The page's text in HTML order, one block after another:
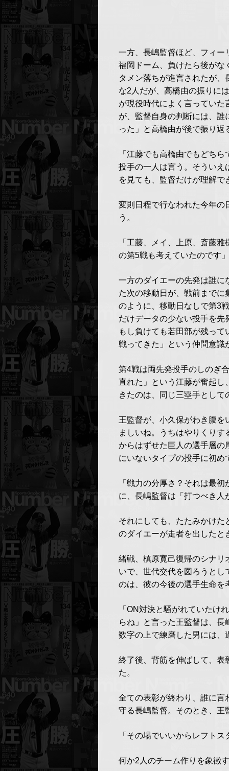
一方、長嶋監督ほど、フィー
福岡ドーム、負けたら後がな
タメン落ちが進言されたが
な2人だが、高橋由の振りに
が現役時代によく言ってい
が、監督自身の判断には、
った」と高橋由が後で振り
「江藤でも高橋由でもどち
投手の一人は言う。そういえ
を見ても、監督だけが理解
変則日程で行なわれた今年の
う。
「工藤、メイ、上原、斎藤
の第5戦も考えていたのです
一方のダイエーの先発は誰に
た次の移動日が、戦前まで
のように、移動日なしで第3
だけデータの少ない投手を
もし負けても若田部が残っ
戦ってきた」という仲問意識
第4戦は両先発投手のしのぎ
直れた」という江藤が奮起し
きたのは、同じ三塁手として
王監督が、小久保がわき腹
ましいね。うちはやりくり
からはずせた巨人の選手層の
にいないタイプの投手に初
「戦力の分厚さ？それは最
に、長嶋監督は「打つべき
それにしても、たたみかけ
のダイエーが走者を出したと
緒戦、槙原寛己復帰のシナリ
いで、世代交代を図ろうと
のは、彼の今後の選手生命を
「ON対決と騒がれていたけ
らね」と言った王監督は、
数字の上で練磨した男には、
終了後、背筋を伸ばして、表
た。
全ての表彰が終わり、誰に言
守る長嶋監督。そのとき、王
「その場でいいからレフト
何か2人のチーム作りを象徴